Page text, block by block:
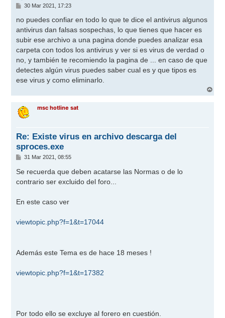
M
n
a
j
e
30 Mar 2021, 17:23
no puedes confiar en todo lo que te dice el antivirus algunos
antivirus dan falsas sospechas, lo que tienes que hacer es
subir ese archivo a una pagina donde puedes analizar esa
carpeta con todos los antivirus y ver si es virus de verdad o
no, y también te recomiendo la pagina de ... en caso de que
detectes algún virus puedes saber cual es y que tipos es
ese virus y como eliminarlo.
r
msc hotline sat
Re: Existe virus en archivo descarga del
sproces.exe
M
n
s
a
31 Mar 2021, 08:55
Se recuerda que deben acatarse las Normas o de lo
contrario ser excluido del foro...
En este caso ver
viewtopic.php?f=1&t=17044
Además este Tema es de hace 18 meses !
viewtopic.php?f=1&t=17382
Por todo ello se excluye al forero en cuestión.